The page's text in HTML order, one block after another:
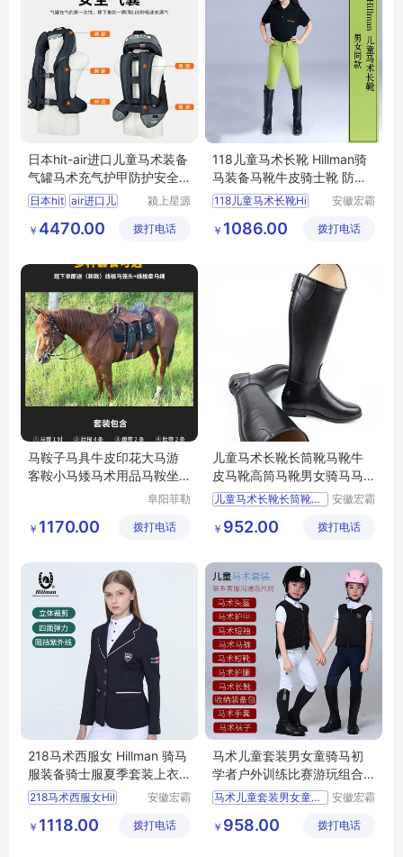
日本hit-air进口儿童马术装备
气罐马术充气护甲防护安全
骑马背心
日本hit air进口儿
颍上星源
有限公司
￥ 4470.00 拨打电话
118儿童马术长靴 Hillman骑
马装备马靴牛皮骑士靴 防滑
马具护腿
118儿童马术长靴Hi
安徽宏霸
有限公司
￥ 1086.00 拨打电话
马鞍子马具牛皮印花大马游
客鞍小马矮马术用品马鞍坐
阜阳菲勒
公司
￥ 1170.00 拨打电话
儿童马术长靴长筒靴马靴牛
皮马靴高筒马靴男女骑马马
靴 骑士装备
儿童马术长靴长筒靴马靴牛
安徽宏霸
有限公司
￥ 952.00 拨打电话
218马术西服女 Hillman 骑马
服装备骑士服夏季套装上衣
高弹时尚
218马术西服女Hil
安徽宏霸
有限公司
￥ 1118.00 拨打电话
马术儿童套装男女童骑马初
学者户外训练比赛游玩组合
防护骑士装备
马术儿童套装男女童骑马初
安徽宏霸
有限公司
￥ 958.00 拨打电话